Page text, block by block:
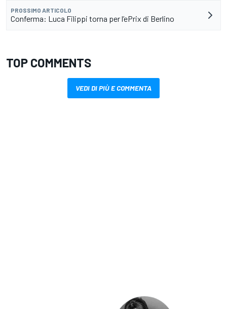
PROSSIMO ARTICOLO
Conferma: Luca Filippi torna per l’ePrix di Berlino
TOP COMMENTS
VEDI DI PIÙ E COMMENTA